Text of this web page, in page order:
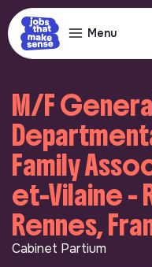
Menu
M/F
Family
et-Vilaine -
Rennes,
Cabinet Partium